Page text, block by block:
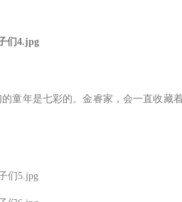
年是七彩的。金睿家，会一直收藏